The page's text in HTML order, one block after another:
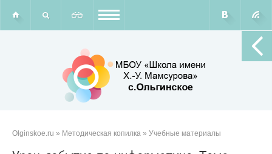
Olginskoe.ru » Методическая копилка » Учебные материалы